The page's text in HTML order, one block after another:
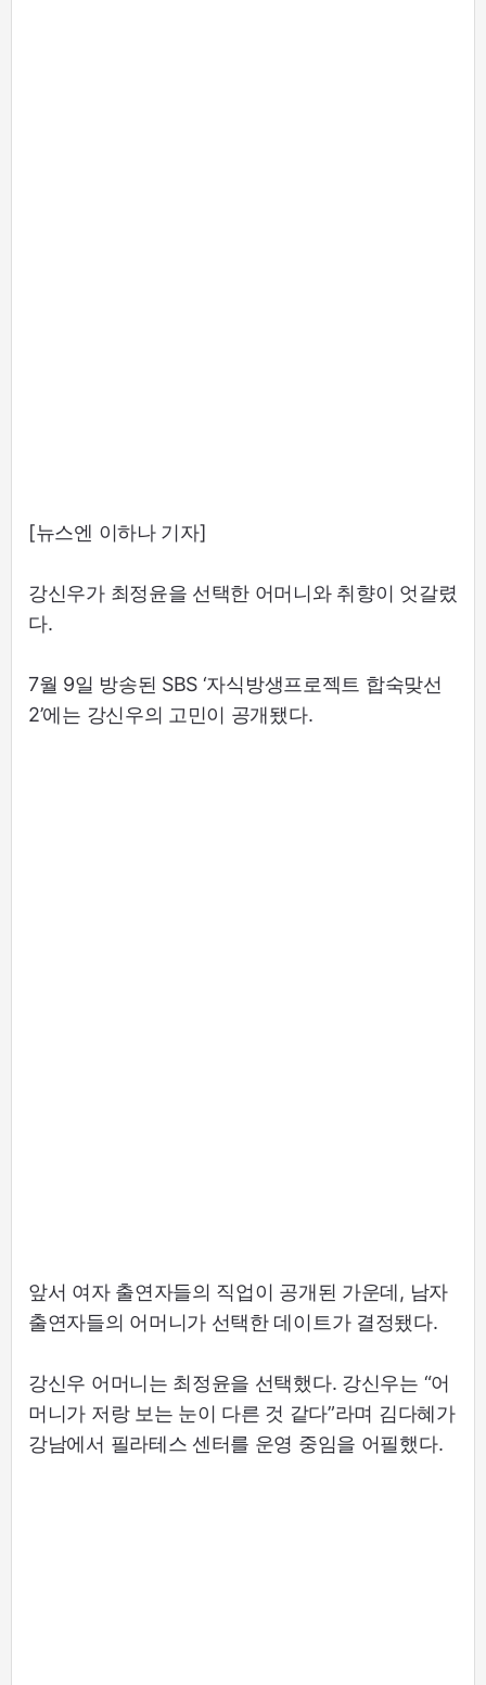
[뉴스엔 이하나 기자]
강신우가 최정윤을 선택한 어머니와 취향이 엇갈렸
다.
7월 9일 방송된 SBS ‘자식방생프로젝트 합숙맞선
2’에는 강신우의 고민이 공개됐다.
앞서 여자 출연자들의 직업이 공개된 가운데, 남자
출연자들의 어머니가 선택한 데이트가 결정됐다.
강신우 어머니는 최정윤을 선택했다. 강신우는 “어
머니가 저랑 보는 눈이 다른 것 같다”라며 김다혜가
강남에서 필라테스 센터를 운영 중임을 어필했다.